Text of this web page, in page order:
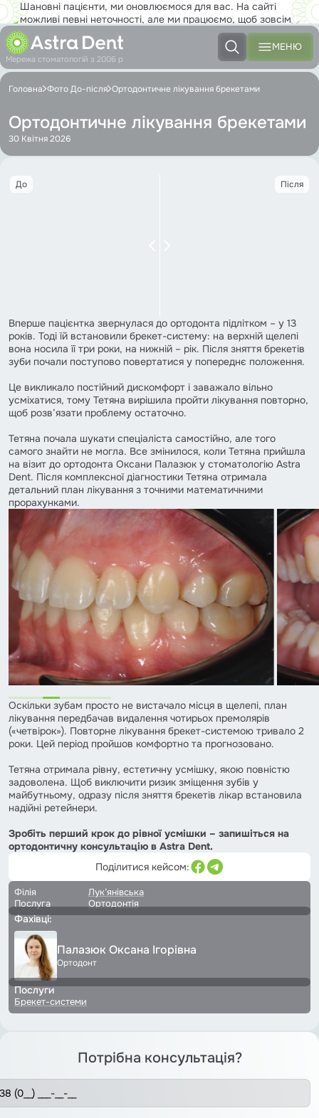
Шановні пацієнти, ми оновлюємося для вас. На сайті
можливі певні неточності, але ми працюємо, щоб зовсім
скоро ви з задоволенням користувалися новим сайтом на
повну!
Мережа стоматологій з 2006 р
МЕНЮ
Головна Фото До-після Ортодонтичне лікування брекетами
Ортодонтичне лікування брекетами
30 Квітня 2026
До Після
Вперше пацієнтка звернулася до ортодонта підлітком – у 13
років. Тоді їй встановили брекет-систему: на верхній щелепі
вона носила її три роки, на нижній – рік. Після зняття брекетів
зуби почали поступово повертатися у попереднє положення.
Це викликало постійний дискомфорт і заважало вільно
усміхатися, тому Тетяна вирішила пройти лікування повторно,
щоб розв’язати проблему остаточно.
Тетяна почала шукати спеціаліста самостійно, але того
самого знайти не могла. Все змінилося, коли Тетяна прийшла
на візит до ортодонта Оксани Палазюк у стоматологію Astra
Dent. Після комплексної діагностики Тетяна отримала
детальний план лікування з точними математичними
прорахунками.
Оскільки зубам просто не вистачало місця в щелепі, план
лікування передбачав видалення чотирьох премолярів
(«четвірок»). Повторне лікування брекет-системою тривало 2
роки. Цей період пройшов комфортно та прогнозовано.
Тетяна отримала рівну, естетичну усмішку, якою повністю
задоволена. Щоб виключити ризик зміщення зубів у
майбутньому, одразу після зняття брекетів лікар встановила
надійні ретейнери.
Зробіть перший крок до рівної усмішки – запишіться на
ортодонтичну консультацію в Astra Dent.
Поділитися кейсом:
Філія
Лук’янівська
Послуга
Ортодонтія
Фахівці:
Палазюк Оксана Ігорівна
Ортодонт
Послуги
Брекет-системи
Потрібна консультація?